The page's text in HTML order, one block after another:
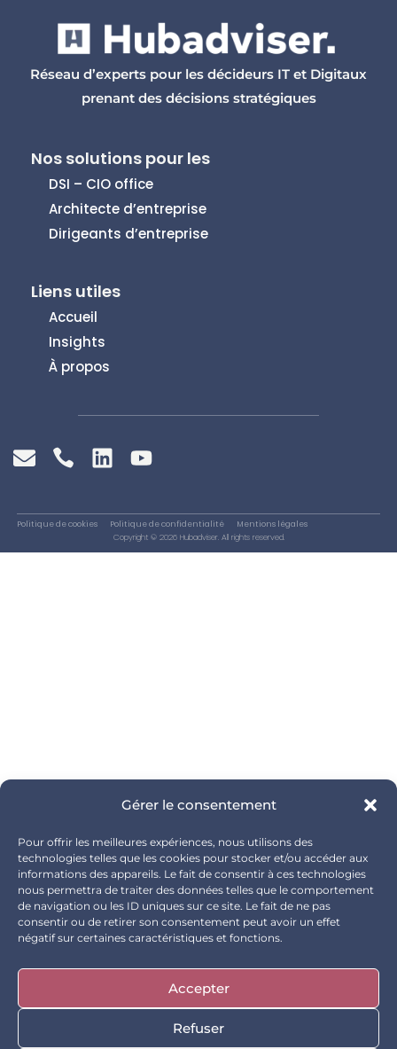
Gérer le consentement
Pour offrir les meilleures expériences, nous utilisons des
technologies telles que les cookies pour stocker et/ou accéder aux
informations des appareils. Le fait de consentir à ces technologies
nous permettra de traiter des données telles que le comportement
de navigation ou les ID uniques sur ce site. Le fait de ne pas
consentir ou de retirer son consentement peut avoir un effet
négatif sur certaines caractéristiques et fonctions.
Accepter
Refuser
Réseau d’experts pour les décideurs IT et Digitaux
prenant des décisions stratégiques
Nos solutions pour les
DSI – CIO office
Architecte d’entreprise
Dirigeants d’entreprise
Liens utiles
Accueil
Insights
À propos
Politique de cookies Politique de confidentialité
Mentions légales
Copyright © 2026 Hubadviser. All rights reserved.